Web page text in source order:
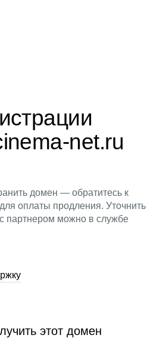
net.ru
домен — обратитесь к
оплаты продления. Уточнить
партнером можно в службе
этот домен